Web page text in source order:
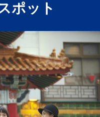
ポット